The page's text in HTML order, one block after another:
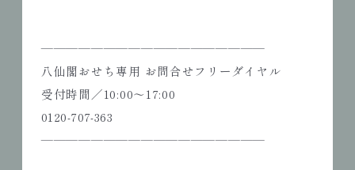
――――――――――――――――――
八仙閣おせち専用 お問合せフリーダイヤル
受付時間／10:00〜17:00
0120-707-363
――――――――――――――――――